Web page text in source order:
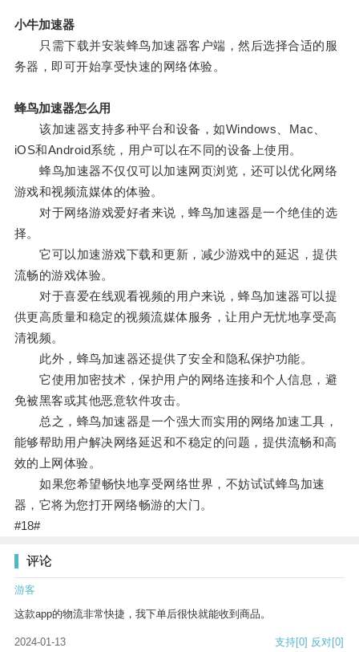
小牛加速器
只需下载并安装蜂鸟加速器客户端，然后选择合适的服
务器，即可开始享受快速的网络体验。
蜂鸟加速器怎么用
该加速器支持多种平台和设备，如Windows、Mac、
iOS和Android系统，用户可以在不同的设备上使用。
蜂鸟加速器不仅仅可以加速网页浏览，还可以优化网络
游戏和视频流媒体的体验。
对于网络游戏爱好者来说，蜂鸟加速器是一个绝佳的选
择。
它可以加速游戏下载和更新，减少游戏中的延迟，提供
流畅的游戏体验。
对于喜爱在线观看视频的用户来说，蜂鸟加速器可以提
供更高质量和稳定的视频流媒体服务，让用户无忧地享受高
清视频。
此外，蜂鸟加速器还提供了安全和隐私保护功能。
它使用加密技术，保护用户的网络连接和个人信息，避
免被黑客或其他恶意软件攻击。
总之，蜂鸟加速器是一个强大而实用的网络加速工具，
能够帮助用户解决网络延迟和不稳定的问题，提供流畅和高
效的上网体验。
如果您希望畅快地享受网络世界，不妨试试蜂鸟加速
器，它将为您打开网络畅游的大门。
#18#
评论
游客
这款app的物流非常快捷，我下单后很快就能收到商品。
2024-01-13 支持[0] 反对[0]